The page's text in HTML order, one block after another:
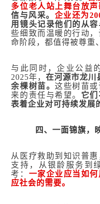
多位老人站上舞台放声
信与风采。 企业还为
用镜头记录他们的从
些细致而温暖的行动
命阶段，都值得被尊重
与此同时，企业公益
2025年，在河源市龙川
余棵树苗。这些树苗
来的责任与希望。 它
表着企业对可持续发展
四 、 一面锦旗，
从医疗救助到知识普
支持，从银龄服务到
考： 一家企业应当如
应社会的需要。